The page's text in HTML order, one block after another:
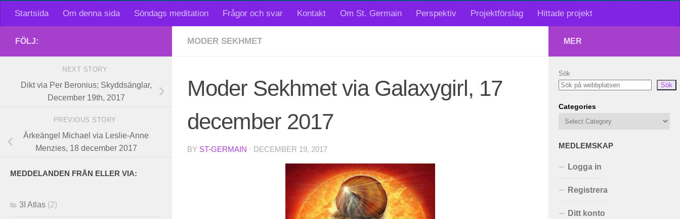
Startsida Om denna sida Söndags meditation Frågor och svar Kontakt Om St. Germain Perspektiv Projektförslag Hittade projekt
MODER SEKHMET
Moder Sekhmet via Galaxygirl, 17
december 2017
BY ST-GERMAIN · DECEMBER 19, 2017
FÖLJ:
NEXT STORY
Dikt via Per Beronius; Skyddsänglar,
December 19th, 2017
PREVIOUS STORY
Ärkeängel Michael via Leslie-Anne
Menzies, 18 december 2017
MEDDELANDEN FRÅN ELLER VIA:
3I Atlas (2)
MER
Sök
Sök
Categories
MEDLEMSKAP
Logga in
Registrera
Ditt konto